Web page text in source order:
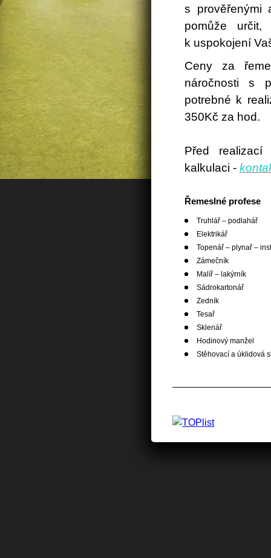
s prověřenými
pomůže určit,
k uspokojení
Ceny za
náročnosti s
potrebné k
350Kč za hod.
Před realizací
kalkulaci -
Řemeslné profese
Truhlář – podlahář
Elektrikář
Topenář – plynař –
Zámečník
Malíř – lakýrník
Sádrokartonář
Zedník
Tesař
Sklenář
Hodinový manžel
Stěhovací a úklidová